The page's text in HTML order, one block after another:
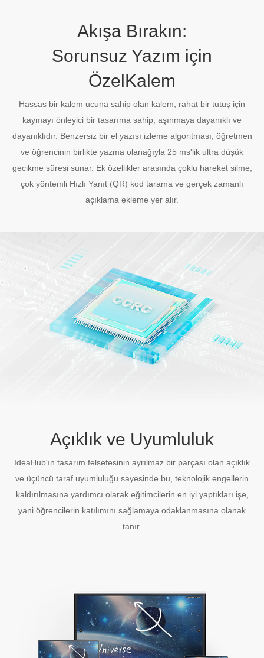
Akışa Bırakın:
Sorunsuz Yazım için
ÖzelKalem
Hassas bir kalem ucuna sahip olan kalem, rahat bir tutuş için
kaymayı önleyici bir tasarıma sahip, aşınmaya dayanıklı ve
dayanıklıdır. Benzersiz bir el yazısı izleme algoritması, öğretmen
ve öğrencinin birlikte yazma olanağıyla 25 ms'lik ultra düşük
gecikme süresi sunar. Ek özellikler arasında çoklu hareket silme,
çok yöntemli Hızlı Yanıt (QR) kod tarama ve gerçek zamanlı
açıklama ekleme yer alır.
Açıklık ve Uyumluluk
IdeaHub'ın tasarım felsefesinin ayrılmaz bir parçası olan açıklık
ve üçüncü taraf uyumluluğu sayesinde bu, teknolojik engellerin
kaldırılmasına yardımcı olarak eğitimcilerin en iyi yaptıkları işe,
yani öğrencilerin katılımını sağlamaya odaklanmasına olanak
tanır.